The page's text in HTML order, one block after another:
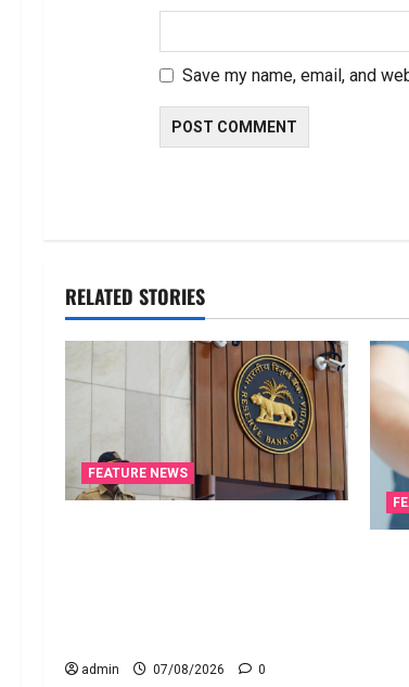
Save my name, email, and
RELATED STORIES
FEATURE NEWS
admin 07/08/2026 0